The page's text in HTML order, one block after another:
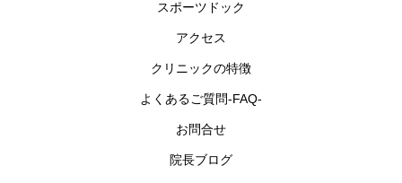
スポーツドック
アクセス
クリニックの特徴
よくあるご質問-FAQ-
お問合せ
院長ブログ